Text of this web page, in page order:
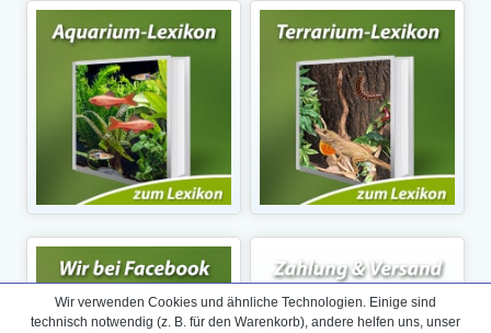
Wir verwenden Cookies und ähnliche Technologien. Einige sind
technisch notwendig (z. B. für den Warenkorb), andere helfen uns, unser